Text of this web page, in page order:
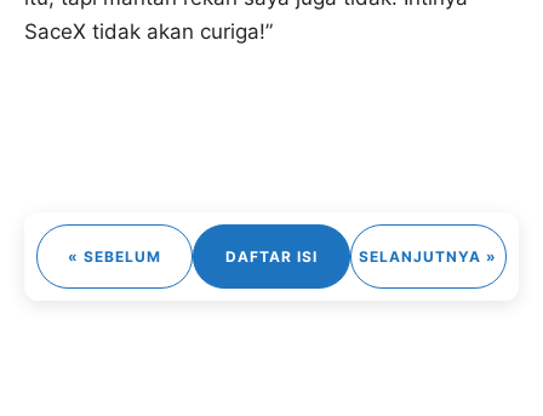
SaceX tidak akan curiga!”
« SEBELUM DAFTAR ISI SELANJUTNYA »